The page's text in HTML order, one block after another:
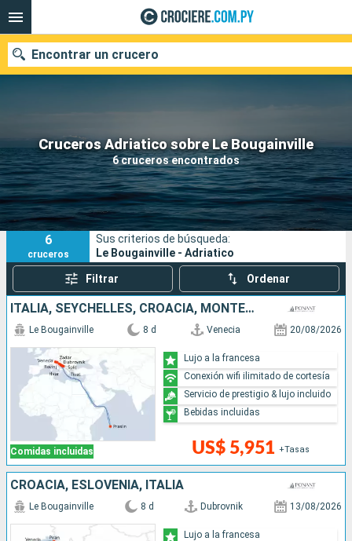
Cruceros Adriatico sobre Le Bougainville
6 cruceros encontrados
Encontrar un crucero
Nuestros destinos
Fecha de salida
Puertos Compañías
Buscar
6
cruceros
Sus criterios de búsqueda:
Le Bougainville - Adriatico
Filtrar Ordenar
ITALIA, SEYCHELLES, CROACIA, MONTENEGRO
Comidas incluidas
Le Bougainville 8 d Venecia 20/08/2026
US$ 5,951 +Tasas
Lujo a la francesa
Conexión wifi ilimitado de cortesía
Servicio de prestigio & lujo incluido
Bebidas incluidas
CROACIA, ESLOVENIA, ITALIA
Le Bougainville 8 d Dubrovnik 13/08/2026
Lujo a la francesa